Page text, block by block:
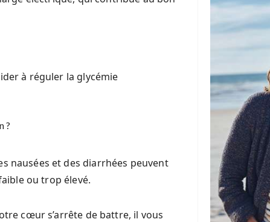
à réguler la glycémie
?
nausées et des diarrhées peuvent
ou trop élevé.
cœur s’arrête de battre, il vous